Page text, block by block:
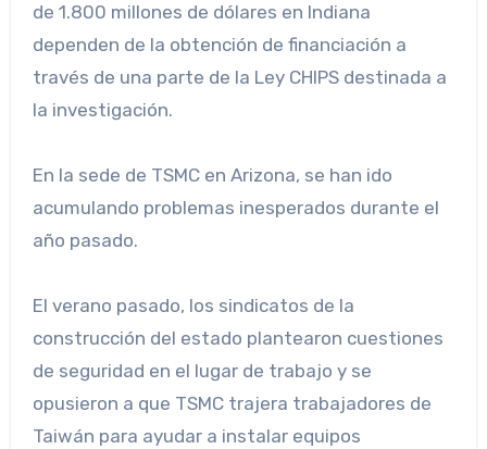
de 1.800 millones de dólares en Indiana
dependen de la obtención de financiación a
través de una parte de la Ley CHIPS destinada a
la investigación.
En la sede de TSMC en Arizona, se han ido
acumulando problemas inesperados durante el
año pasado.
El verano pasado, los sindicatos de la
construcción del estado plantearon cuestiones
de seguridad en el lugar de trabajo y se
opusieron a que TSMC trajera trabajadores de
Taiwán para ayudar a instalar equipos